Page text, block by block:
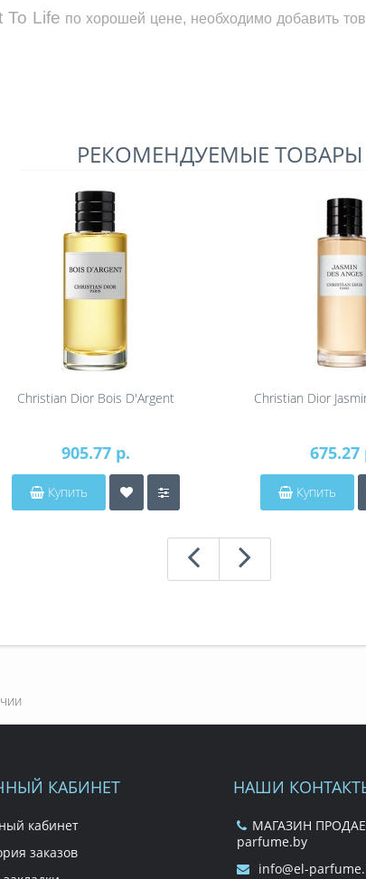
To Life по хорошей цене, необходимо добавить
РЕКОМЕНДУЕМЫЕ ТОВАРЫ
Christian Dior Bois D'Argent
905.77 р.
Купить
Christian Dior
675.27
Купить
КАБИНЕТ
кабинет
заказов
НАШИ
МАГАЗИН
parfume.by
info@el-